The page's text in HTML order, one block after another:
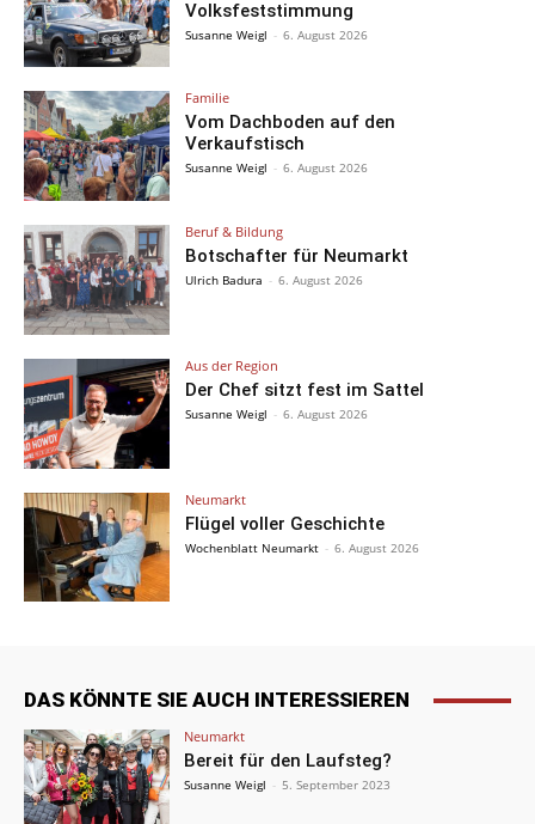
Volksfeststimmung
Susanne Weigl - 6. August 2026
Familie
Vom Dachboden auf den
Verkaufstisch
Susanne Weigl - 6. August 2026
Beruf & Bildung
Botschafter für Neumarkt
Ulrich Badura - 6. August 2026
Aus der Region
Der Chef sitzt fest im Sattel
Susanne Weigl - 6. August 2026
Neumarkt
Flügel voller Geschichte
Wochenblatt Neumarkt - 6. August 2026
DAS KÖNNTE SIE AUCH INTERESSIEREN
Neumarkt
Bereit für den Laufsteg?
Susanne Weigl - 5. September 2023